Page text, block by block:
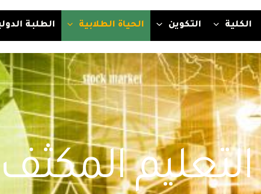
الكلية التكوين الحياة الطلابية الطلبة
التعليم